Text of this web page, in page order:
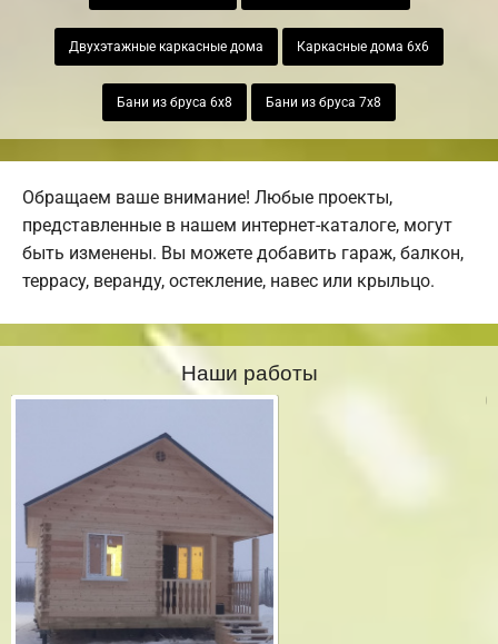
Двухэтажные каркасные дома Каркасные дома 6х6
Бани из бруса 6х8 Бани из бруса 7х8
Обращаем ваше внимание! Любые проекты,
представленные в нашем интернет-каталоге, могут
быть изменены. Вы можете добавить гараж, балкон,
террасу, веранду, остекление, навес или крыльцо.
Наши работы